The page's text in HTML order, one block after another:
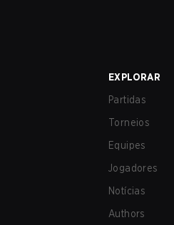
EXPLORAR
Partidas
Torneios
Equipes
Jogadores
Notícias
Authors